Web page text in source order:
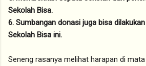
Sekolah Bisa.
6. Sumbangan donasi juga bisa
Sekolah Bisa ini.
Seneng rasanya melihat harapan di